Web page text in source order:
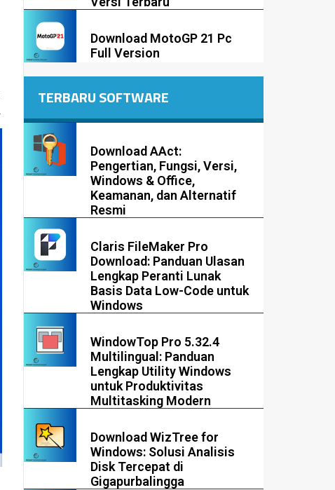
Download MotoGP 21 Pc
Full Version
TERBARU SOFTWARE
Download AAct:
Pengertian, Fungsi, Versi,
Windows & Office,
Keamanan, dan Alternatif
Resmi
Claris FileMaker Pro
Download: Panduan Ulasan
Lengkap Peranti Lunak
Basis Data Low-Code untuk
Windows
WindowTop Pro 5.32.4
Multilingual: Panduan
Lengkap Utility Windows
untuk Produktivitas
Multitasking Modern
Download WizTree for
Windows: Solusi Analisis
Disk Tercepat di
Gigapurbalingga